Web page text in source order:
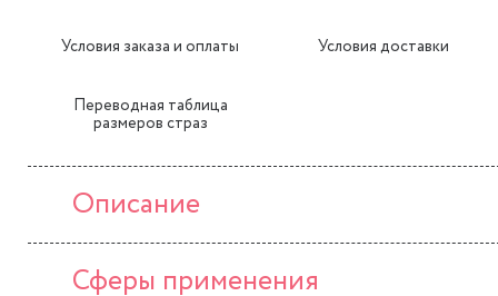
Условия заказа и оплаты Условия доставки
Переводная таблица
размеров страз
Описание
Сферы применения